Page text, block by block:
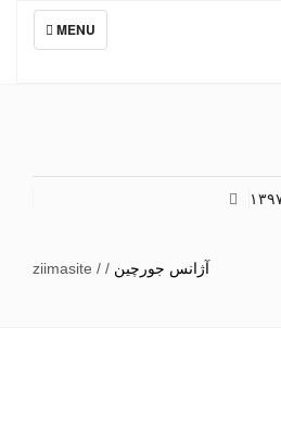
TOGGLE
NAVIGATION
MENU
آژانس جورچین/
/
ziimasite